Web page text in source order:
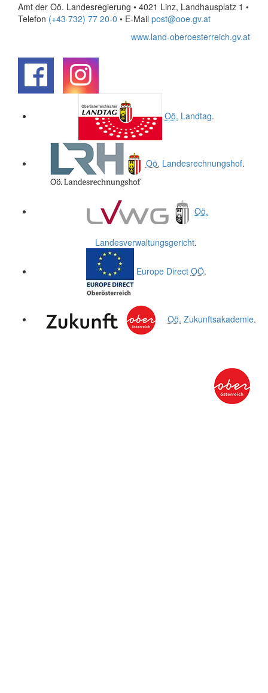
Amt der Oö. Landesregierung • 4021 Linz, Landhausplatz 1 •
Telefon (+43 732) 77 20-0 • E-Mail post@ooe.gv.at
www.land-oberoesterreich.gv.at
Oö. Landtag.
Oö. Landesrechnungshof.
Oö.
Landesverwaltungsgericht.
Europe Direct OÖ.
Oö. Zukunftsakademie.